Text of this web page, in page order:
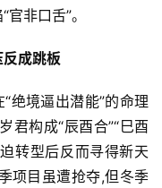
非口舌”。
成跳板
绝境逼出潜能”的命理
构成“辰酉合”“巳酉
转型后反而寻得新天
项目虽遭抢夺,但冬季